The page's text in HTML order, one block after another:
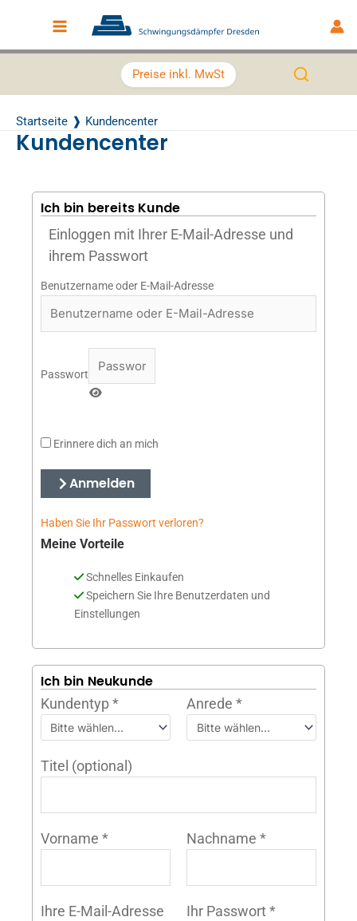
Main Menu
Preise inkl. MwSt
Startseite Kundencenter
Kundencenter
Ich bin bereits Kunde
Einloggen mit Ihrer E-Mail-Adresse und
ihrem Passwort
Benutzername oder E-Mail-Adresse
Passwort
Erinnere dich an mich
Anmelden
Haben Sie Ihr Passwort verloren?
Meine Vorteile
Schnelles Einkaufen
Speichern Sie Ihre Benutzerdaten und
Einstellungen
Ich bin Neukunde
Kundentyp* Anrede*
Titel (optional)
Vorname * Nachname*
Ihre E-Mail-Adresse
Ihr Passwort*